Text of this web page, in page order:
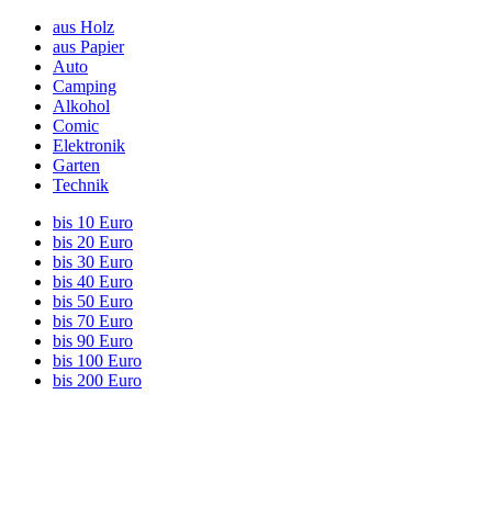
aus Holz
aus Papier
Auto
Camping
Alkohol
Comic
Elektronik
Garten
Technik
bis 10 Euro
bis 20 Euro
bis 30 Euro
bis 40 Euro
bis 50 Euro
bis 70 Euro
bis 90 Euro
bis 100 Euro
bis 200 Euro